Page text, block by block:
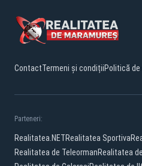
ContactTermeni și condițiiPolitică
Parteneri:
Realitatea.NETRealitatea Sportiva
Realitatea de TeleormanRealitatea